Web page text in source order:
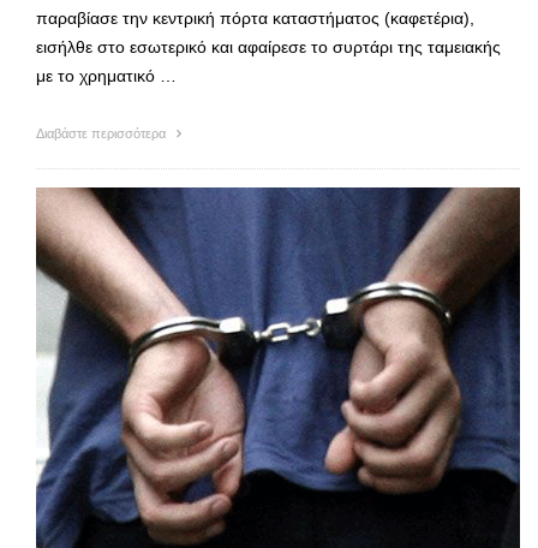
παραβίασε την κεντρική πόρτα καταστήματος (καφετέρια),
εισήλθε στο εσωτερικό και αφαίρεσε το συρτάρι της ταμειακής
με το χρηματικό …
Διαβάστε περισσότερα